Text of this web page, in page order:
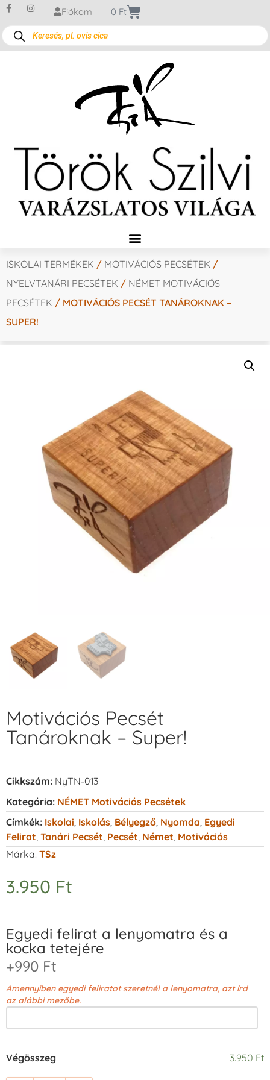
Fiókom 0 Ft
ISKOLAI TERMÉKEK / MOTIVÁCIÓS PECSÉTEK /
NYELVTANÁRI PECSÉTEK / NÉMET MOTIVÁCIÓS
PECSÉTEK / MOTIVÁCIÓS PECSÉT TANÁROKNAK –
SUPER!
Motivációs Pecsét
Tanároknak – Super!
Cikkszám: NyTN-013
Kategória: NÉMET Motivációs Pecsétek
Címkék: Iskolai Iskolás Bélyegző Nyomda Egyedi
Felirat Tanári Pecsét Pecsét Német Motivációs
Márka: TSz
3.950 Ft
Egyedi felirat a lenyomatra és a
kocka tetejére
+990 Ft
Amennyiben egyedi feliratot szeretnél a lenyomatra, azt írd
az alábbi mezőbe.
Végösszeg 3.950 Ft